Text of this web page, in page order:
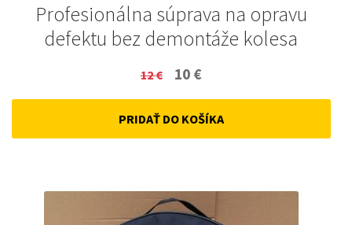
Profesionálna súprava na opravu
defektu bez demontáže kolesa
12€
Original
price
was:
10 €
price
is:
PRIDAŤ DO KOŠÍKA